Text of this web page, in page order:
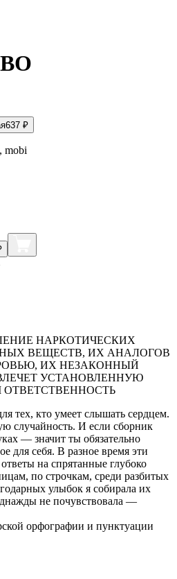
637 ₽
mobi
НАРКОТИЧЕСКИХ
ВЕЩЕСТВ, ИХ АНАЛОГОВ
ИХ НЕЗАКОННЫЙ
УСТАНОВЛЕННУЮ
кто умеет слышать сердцем.
случайность. И если сборник
— значит ты обязательно
для себя. В разное время эти
на спрятанные глубоко
по строчкам, среди разбитых
улыбок я собирала их
не почувствовала —
орфографии и пунктуации